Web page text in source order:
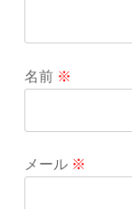
名前 ※
メール ※